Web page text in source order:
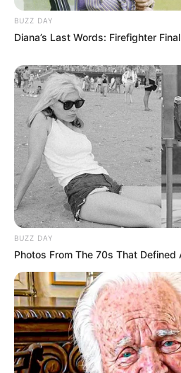
BUZZ DAY
Diana’s Last Words: Firefighter
BUZZ DAY
Photos From The 70s That Defined